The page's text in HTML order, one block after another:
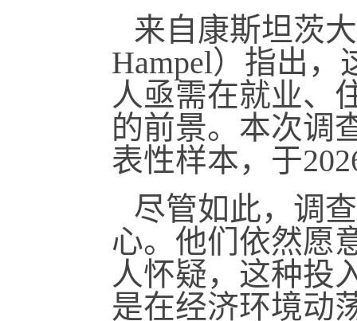
来自康斯坦茨
Hampel）指出
人亟需在就业、
的前景。本次调
表性样本，于
尽管如此，调
心。他们依然愿
人怀疑，这种投
是在经济环境动